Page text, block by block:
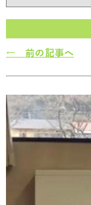
← 前の記事へ